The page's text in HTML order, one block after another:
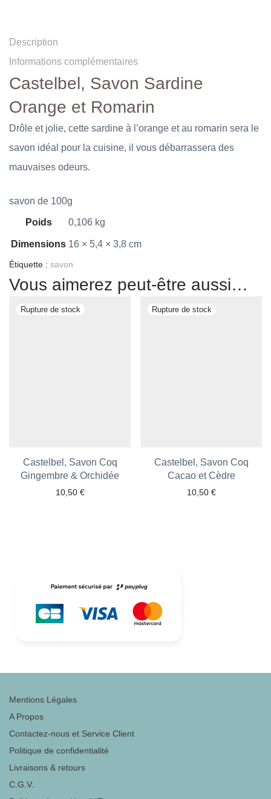
Description
Informations complémentaires
Castelbel, Savon Sardine
Orange et Romarin
Drôle et jolie, cette sardine à l’orange et au romarin sera le
savon idéal pour la cuisine, il vous débarrassera des
mauvaises odeurs.
savon de 100g
Poids 0,106 kg
Dimensions 16 × 5,4 × 3,8 cm
Étiquette : savon
Vous aimerez peut-être aussi…
Castelbel, Savon Coq
Gingembre & Orchidée
10,50 €
Ajouter aux favoris
Castelbel, Savon Coq
Cacao et Cèdre
10,50 €
Ajouter aux favoris
Mentions Légales
A Propos
Contactez-nous et Service Client
Politique de confidentialité
Livraisons & retours
C.G.V.